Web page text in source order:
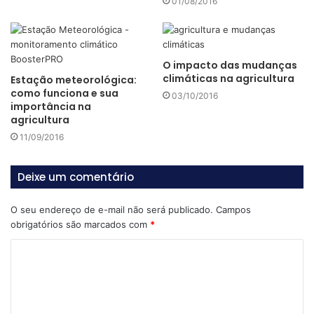
Quais são os efeitos da seca
para a agricultura?
A seca é um fenômeno caracterizado, muitas vezes, pela
precipitações pluviométricas e por isso acaba acarretando
algumas consequências para a agricultura, tais como:
Estação meteorológica:
como funciona e sua
importância na
agricultura
11/09/2016
O impacto das mudanças
climáticas na agricultura
03/10/2016
Deixe um comentário
O seu endereço de e-mail não será publicado. Campos
obrigatórios são marcados com *